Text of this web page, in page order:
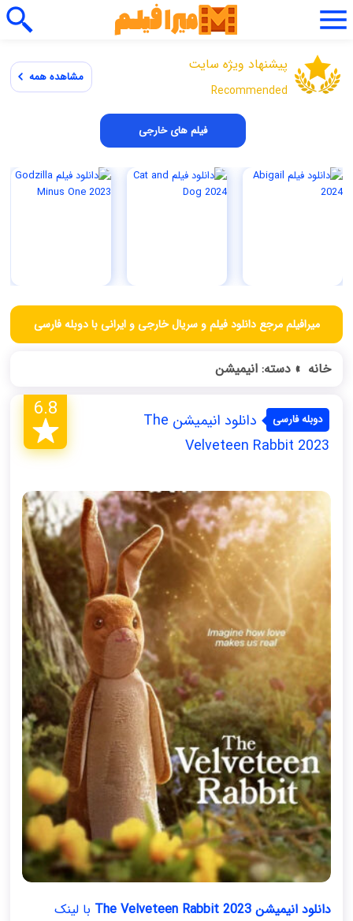
پیشنهاد ویژه سایت
Recommended
مشاهده همه
فیلم های خارجی
میرافیلم مرجع دانلود فیلم و سریال خارجی و ایرانی با دوبله فارسی
خانه »دسته: انیمیشن
دوبله فارسی
دانلود انیمیشن The
Velveteen Rabbit 2023
6.8
دانلود انیمیشن The Velveteen Rabbit 2023
با لینک